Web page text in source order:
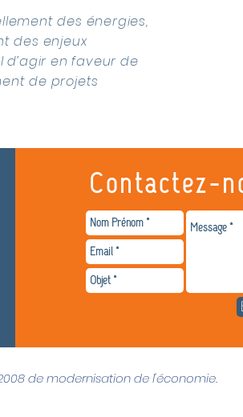
des énergies,
des enjeux
en faveur de
de projets
Contactez-
de modernisation de l'économie.